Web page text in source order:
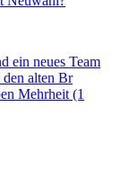
ein neues Team
den alten Br
Mehrheit (1